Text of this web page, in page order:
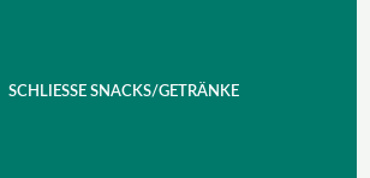
SCHLIESSE SNACKS/GETRÄNKE